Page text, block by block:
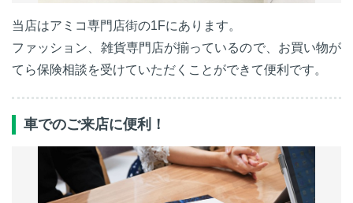
当店はアミコ専門店街の1Fにあります。
ファッション、雑貨専門店が揃っているので、お買い物が
てら保険相談を受けていただくことができて便利です。
車でのご来店に便利！